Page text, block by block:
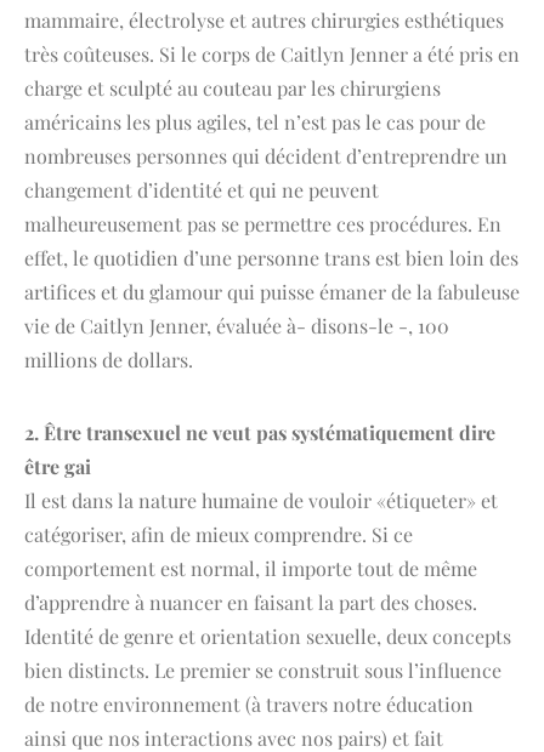
mammaire, électrolyse et autres chirurgies esthétiques
très coûteuses. Si le corps de Caitlyn Jenner a été pris en
charge et sculpté au couteau par les chirurgiens
américains les plus agiles, tel n’est pas le cas pour de
nombreuses personnes qui décident d’entreprendre un
changement d’identité et qui ne peuvent
malheureusement pas se permettre ces procédures. En
effet, le quotidien d’une personne trans est bien loin des
artifices et du glamour qui puisse émaner de la fabuleuse
vie de Caitlyn Jenner, évaluée à- disons-le -, 100
millions de dollars.
2. Être transexuel ne veut pas systématiquement dire
être gai
Il est dans la nature humaine de vouloir «étiqueter» et
catégoriser, afin de mieux comprendre. Si ce
comportement est normal, il importe tout de même
d’apprendre à nuancer en faisant la part des choses.
Identité de genre et orientation sexuelle, deux concepts
bien distincts. Le premier se construit sous l’influence
de notre environnement (à travers notre éducation
ainsi que nos interactions avec nos pairs) et fait